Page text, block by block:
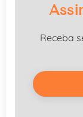
Receba